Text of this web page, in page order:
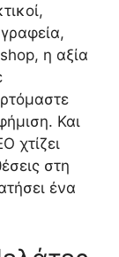
η αξία
Και
χτίζει
στη
ένα